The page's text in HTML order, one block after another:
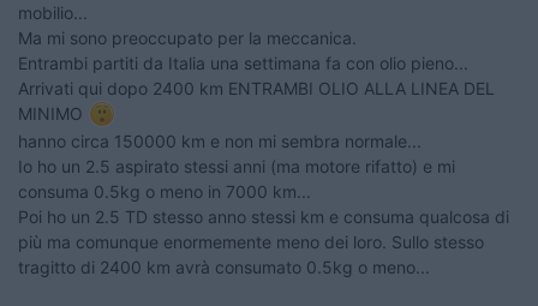
mobilio...
Ma mi sono preoccupato per la meccanica.
Entrambi partiti da Italia una settimana fa con olio pieno...
Arrivati qui dopo 2400 km ENTRAMBI OLIO ALLA LINEA DEL
MINIMO
hanno circa 150000 km e non mi sembra normale...
Io ho un 2.5 aspirato stessi anni (ma motore rifatto) e mi
consuma 0.5kg o meno in 7000 km...
Poi ho un 2.5 TD stesso anno stessi km e consuma qualcosa di
più ma comunque enormemente meno dei loro. Sullo stesso
tragitto di 2400 km avrà consumato 0.5kg o meno...